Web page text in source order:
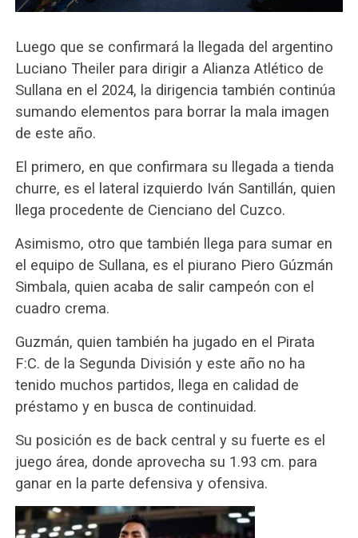
Luego que se confirmará la llegada del argentino
Luciano Theiler para dirigir a Alianza Atlético de
Sullana en el 2024, la dirigencia también continúa
sumando elementos para borrar la mala imagen
de este año.
El primero, en que confirmara su llegada a tienda
churre, es el lateral izquierdo Iván Santillán, quien
llega procedente de Cienciano del Cuzco.
Asimismo, otro que también llega para sumar en
el equipo de Sullana, es el piurano Piero Gúzmán
Simbala, quien acaba de salir campeón con el
cuadro crema.
Guzmán, quien también ha jugado en el Pirata
F:C. de la Segunda División y este año no ha
tenido muchos partidos, llega en calidad de
préstamo y en busca de continuidad.
Su posición es de back central y su fuerte es el
juego área, donde aprovecha su 1.93 cm. para
ganar en la parte defensiva y ofensiva.